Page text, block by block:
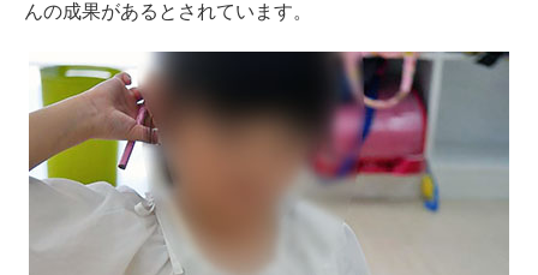
んの成果があるとされています。